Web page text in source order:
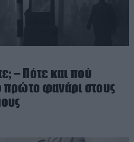
– Πότε και πού
πρώτο φανάρι στους